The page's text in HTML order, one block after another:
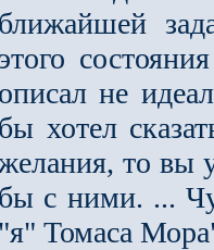
ближайшей
этого
описал не
бы хотел
то вы
бы с ними. ...
"я" Томаса